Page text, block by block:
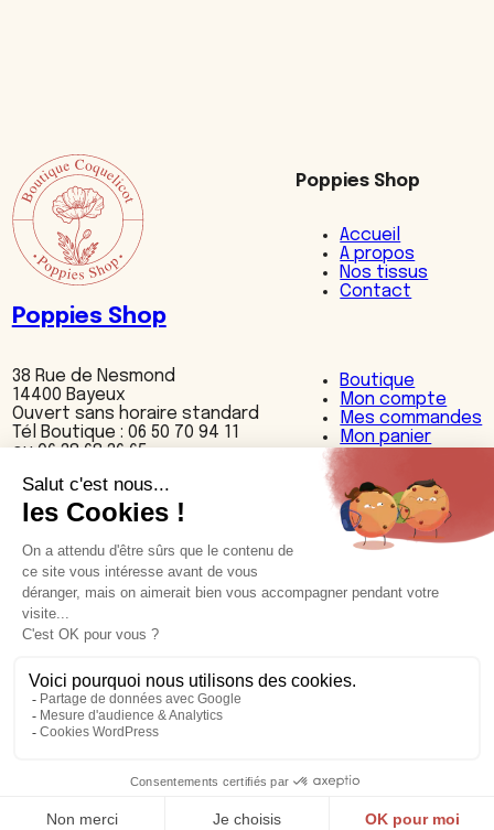
Poppies Shop
38 Rue de Nesmond
14400 Bayeux
Ouvert sans horaire standard
Tél Boutique : 06 50 70 94 11
ou 06 38 68 36 65
Poppies Shop
Accueil
A propos
Nos tissus
Contact
Boutique
Mon compte
Mes commandes
Mon panier
Accessoires
Bijoux
Cuisine
Décoration
Textiles
Nos cuirs et motifs